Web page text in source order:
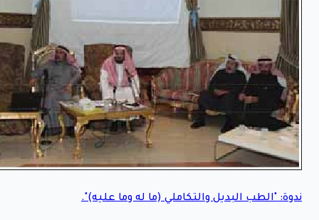
ندوة: "الطب البديل والتكاملي (ما له وما عليه)".